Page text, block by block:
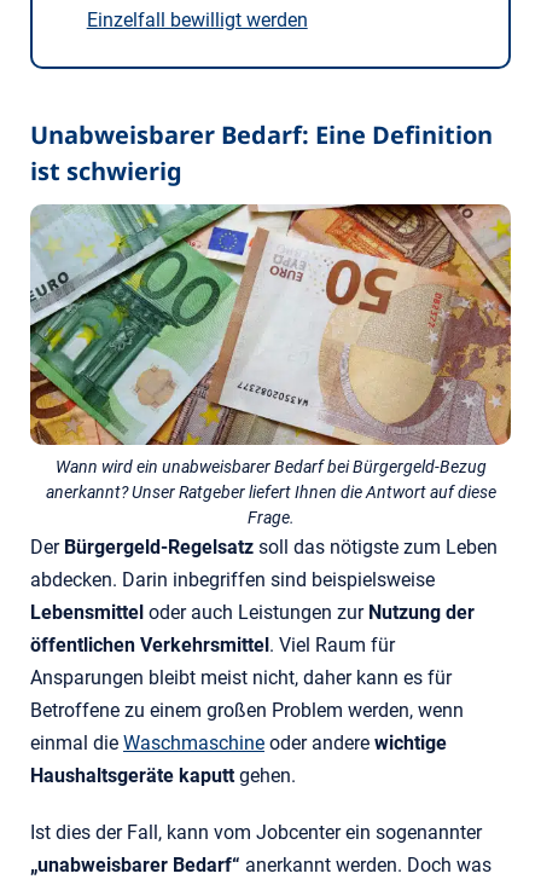
Einzelfall bewilligt werden
Unabweisbarer Bedarf: Eine Definition
ist schwierig
Wann wird ein unabweisbarer Bedarf bei Bürgergeld-Bezug
anerkannt? Unser Ratgeber liefert Ihnen die Antwort auf diese
Frage.
DerBürgergeld-Regelsatz soll das nötigste zum Leben
abdecken. Darin inbegriffen sind beispielsweise
Lebensmittel oder auch Leistungen zur Nutzung der
öffentlichen Verkehrsmittel. Viel Raum für
Ansparungen bleibt meist nicht, daher kann es für
Betroffene zu einem großen Problem werden, wenn
einmal die Waschmaschine oder andere wichtige
Haushaltsgeräte kaputtgehen.
Ist dies der Fall, kann vom Jobcenter ein sogenannter
„unabweisbarer Bedarf“ anerkannt werden. Doch was